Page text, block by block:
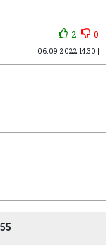
2 0
06.09.2022 14:30 |